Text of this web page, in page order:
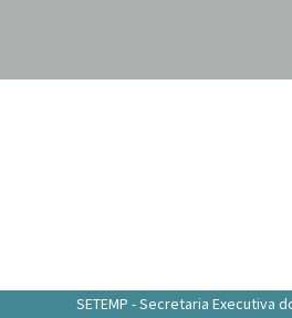
SETEMP - Secretaria Executiva